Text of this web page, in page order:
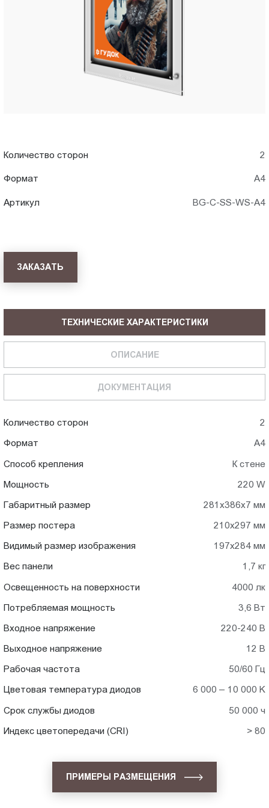
Количество сторон 2
Формат А4
Артикул BG-C-SS-WS-A4
ЗАКАЗАТЬ
ТЕХНИЧЕСКИЕ ХАРАКТЕРИСТИКИ
ОПИСАНИЕ
ДОКУМЕНТАЦИЯ
Количество сторон 2
Формат А4
Способ крепления К стене
Мощность 220 W
Габаритный размер 281х386х7 мм
Размер постера 210х297 мм
Видимый размер изображения 197х284 мм
Вес панели 1,7 кг
Освещенность на поверхности 4000 лк
Потребляемая мощность 3,6 Вт
Входное напряжение 220-240 В
Выходное напряжение 12 В
Рабочая частота 50/60 Гц
Цветовая температура диодов 6 000 – 10 000 K
Срок службы диодов 50 000 ч
Индекс цветопередачи (CRI) > 80
ПРИМЕРЫ РАЗМЕЩЕНИЯ